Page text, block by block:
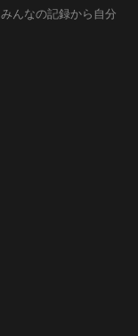
みんなの記録から自分